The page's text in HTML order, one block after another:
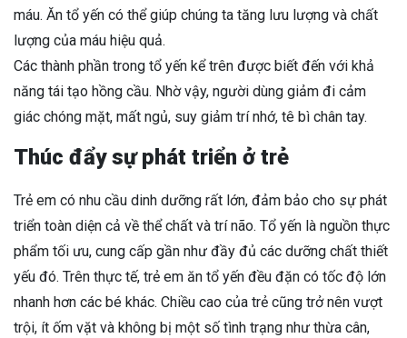
máu. Ăn tổ yến có thể giúp chúng ta tăng lưu lượng và chất
lượng của máu hiệu quả.
Các thành phần trong tổ yến kể trên được biết đến với khả
năng tái tạo hồng cầu. Nhờ vậy, người dùng giảm đi cảm
giác chóng mặt, mất ngủ, suy giảm trí nhớ, tê bì chân tay.
Thúc đẩy sự phát triển ở trẻ
Trẻ em có nhu cầu dinh dưỡng rất lớn, đảm bảo cho sự phát
triển toàn diện cả về thể chất và trí não. Tổ yến là nguồn thực
phẩm tối ưu, cung cấp gần như đầy đủ các dưỡng chất thiết
yếu đó. Trên thực tế, trẻ em ăn tổ yến đều đặn có tốc độ lớn
nhanh hơn các bé khác. Chiều cao của trẻ cũng trở nên vượt
trội, ít ốm vặt và không bị một số tình trạng như thừa cân,